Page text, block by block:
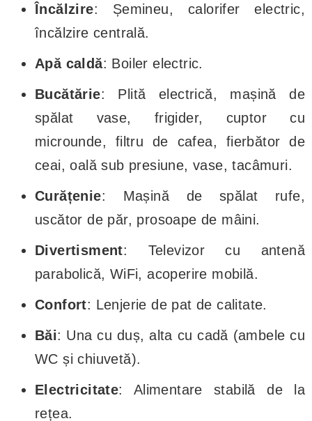
Încălzire: Șemineu, calorifer electric,
încălzire centrală.
Apă caldă: Boiler electric.
Bucătărie: Plită electrică, mașină de
spălat vase, frigider, cuptor cu
microunde, filtru de cafea, fierbător de
ceai, oală sub presiune, vase, tacâmuri.
Curățenie: Mașină de spălat rufe,
uscător de păr, prosoape de mâini.
Divertisment: Televizor cu antenă
parabolică, WiFi, acoperire mobilă.
Confort: Lenjerie de pat de calitate.
Băi: Una cu duș, alta cu cadă (ambele cu
WC și chiuvetă).
Electricitate: Alimentare stabilă de la
rețea.